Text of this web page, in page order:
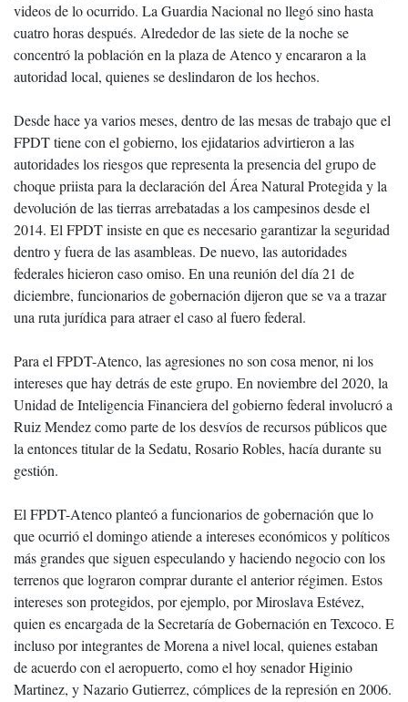
videos de lo ocurrido. La Guardia Nacional no llegó sino hasta
cuatro horas después. Alrededor de las siete de la noche se
concentró la población en la plaza de Atenco y encararon a la
autoridad local, quienes se deslindaron de los hechos.
Desde hace ya varios meses, dentro de las mesas de trabajo que el
FPDT tiene con el gobierno, los ejidatarios advirtieron a las
autoridades los riesgos que representa la presencia del grupo de
choque priista para la declaración del Área Natural Protegida y la
devolución de las tierras arrebatadas a los campesinos desde el
2014. El FPDT insiste en que es necesario garantizar la seguridad
dentro y fuera de las asambleas. De nuevo, las autoridades
federales hicieron caso omiso. En una reunión del día 21 de
diciembre, funcionarios de gobernación dijeron que se va a trazar
una ruta jurídica para atraer el caso al fuero federal.
Para el FPDT-Atenco, las agresiones no son cosa menor, ni los
intereses que hay detrás de este grupo. En noviembre del 2020, la
Unidad de Inteligencia Financiera del gobierno federal involucró a
Ruiz Mendez como parte de los desvíos de recursos públicos que
la entonces titular de la Sedatu, Rosario Robles, hacía durante su
gestión.
El FPDT-Atenco planteó a funcionarios de gobernación que lo
que ocurrió el domingo atiende a intereses económicos y políticos
más grandes que siguen especulando y haciendo negocio con los
terrenos que lograron comprar durante el anterior régimen. Estos
intereses son protegidos, por ejemplo, por Miroslava Estévez,
quien es encargada de la Secretaría de Gobernación en Texcoco. E
incluso por integrantes de Morena a nivel local, quienes estaban
de acuerdo con el aeropuerto, como el hoy senador Higinio
Martinez, y Nazario Gutierrez, cómplices de la represión en 2006.